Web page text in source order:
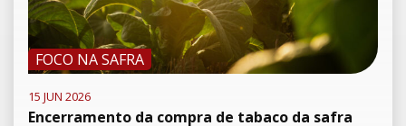
FOCO NA SAFRA
15 JUN 2026
Encerramento da compra de tabaco da safra